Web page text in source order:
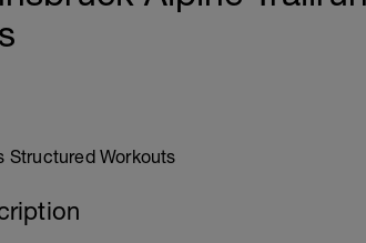
Structured Workouts